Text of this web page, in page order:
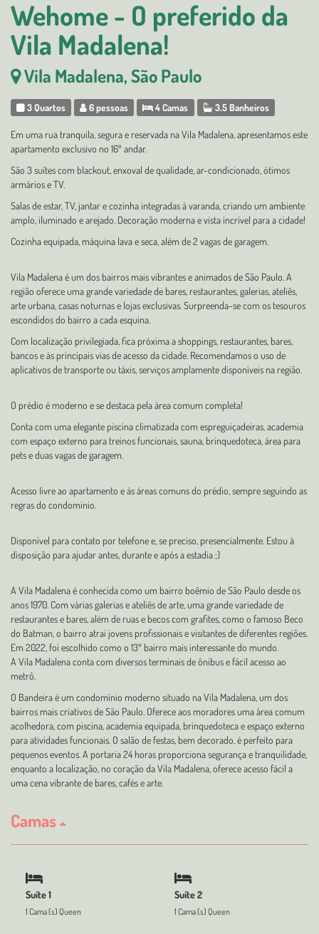
Wehome - O preferido da
Vila Madalena!
Vila Madalena, São Paulo
3 Quartos 6 pessoas 4 Camas 3.5 Banheiros
Em uma rua tranquila, segura e reservada na Vila Madalena, apresentamos este
apartamento exclusivo no 16º andar.
São 3 suítes com blackout, enxoval de qualidade, ar-condicionado, ótimos
armários e TV.
Salas de estar, TV, jantar e cozinha integradas à varanda, criando um ambiente
amplo, iluminado e arejado. Decoração moderna e vista incrível para a cidade!
Cozinha equipada, máquina lava e seca, além de 2 vagas de garagem.
Vila Madalena é um dos bairros mais vibrantes e animados de São Paulo. A
região oferece uma grande variedade de bares, restaurantes, galerias, ateliês,
arte urbana, casas noturnas e lojas exclusivas. Surpreenda-se com os tesouros
escondidos do bairro a cada esquina.
Com localização privilegiada, fica próxima a shoppings, restaurantes, bares,
bancos e às principais vias de acesso da cidade. Recomendamos o uso de
aplicativos de transporte ou táxis, serviços amplamente disponíveis na região.
O prédio é moderno e se destaca pela área comum completa!
Conta com uma elegante piscina climatizada com espreguiçadeiras, academia
com espaço externo para treinos funcionais, sauna, brinquedoteca, área para
pets e duas vagas de garagem.
Acesso livre ao apartamento e às áreas comuns do prédio, sempre seguindo as
regras do condomínio.
Disponível para contato por telefone e, se preciso, presencialmente. Estou à
disposição para ajudar antes, durante e após a estadia ;)
A Vila Madalena é conhecida como um bairro boêmio de São Paulo desde os
anos 1970. Com várias galerias e ateliês de arte, uma grande variedade de
restaurantes e bares, além de ruas e becos com grafites, como o famoso Beco
do Batman, o bairro atrai jovens profissionais e visitantes de diferentes regiões.
Em 2022, foi escolhido como o 13º bairro mais interessante do mundo.
A Vila Madalena conta com diversos terminais de ônibus e fácil acesso ao
metrô.
O Bandeira é um condomínio moderno situado na Vila Madalena, um dos
bairros mais criativos de São Paulo. Oferece aos moradores uma área comum
acolhedora, com piscina, academia equipada, brinquedoteca e espaço externo
para atividades funcionais. O salão de festas, bem decorado, é perfeito para
pequenos eventos. A portaria 24 horas proporciona segurança e tranquilidade,
enquanto a localização, no coração da Vila Madalena, oferece acesso fácil a
uma cena vibrante de bares, cafés e arte.
Camas
Suíte 1
1 Cama (s) Queen
Suíte 2
1 Cama (s) Queen